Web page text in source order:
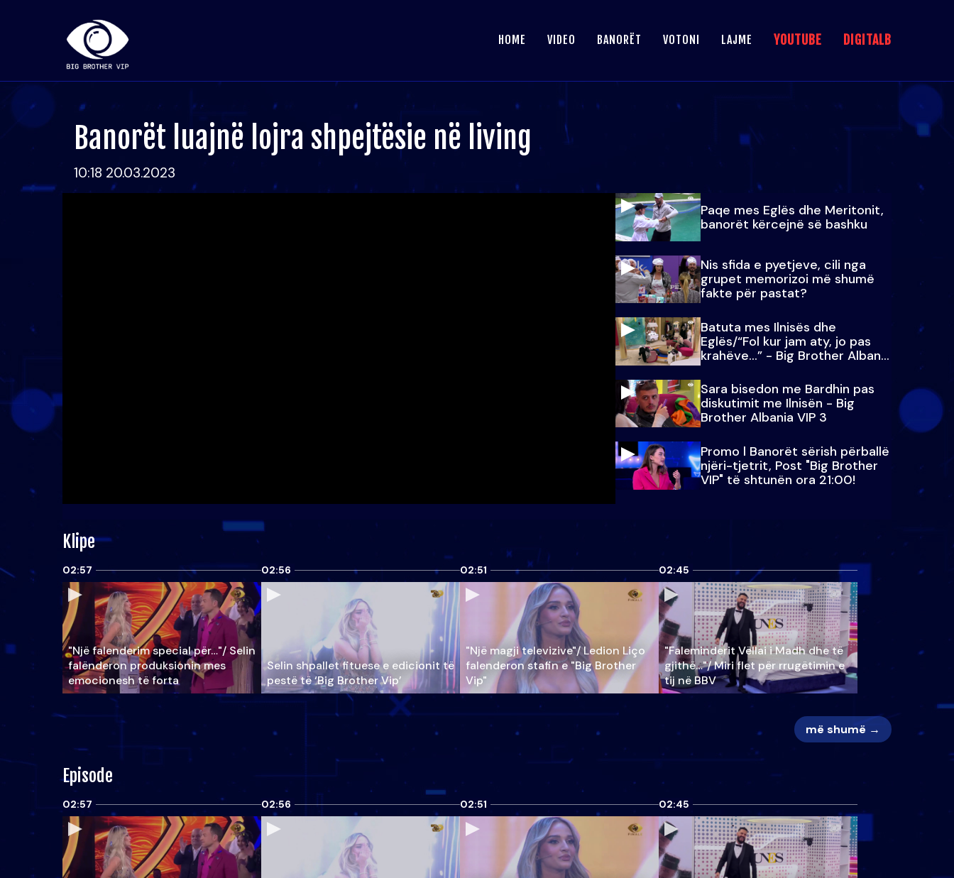
HOME VIDEO BANORËT VOTONI LAJME YOUTUBE DIGITALB
Banorët luajnë lojra shpejtësie në living
10:18 20.03.2023
Paqe mes Eglës dhe Meritonit,
banorët kërcejnë së bashku
Nis sfida e pyetjeve, cili nga
grupet memorizoi më shumë
fakte për pastat?
Batuta mes Ilnisës dhe
Eglës/“Fol kur jam aty, jo pas
krahëve…” - Big Brother Albania
VIP 3
Sara bisedon me Bardhin pas
diskutimit me Ilnisën - Big
Brother Albania VIP 3
Promo l Banorët sërish përballë
njëri-tjetrit, Post "Big Brother
VIP" të shtunën ora 21:00!
Klipe
02:57
"Një falenderim special për…"/ Selin
falënderon produksionin mes
emocionesh të forta
02:56
Selin shpallet fituese e edicionit të
pestë të ‘Big Brother Vip’
02:51
"Një magji televizive"/ Ledion Liço
falenderon stafin e "Big Brother
Vip"
02:45
"Faleminderit Vëllai i Madh dhe të
gjithë…"/ Miri flet për rrugëtimin e
tij në BBV
më shumë →
Episode
02:57 02:56 02:51 02:45